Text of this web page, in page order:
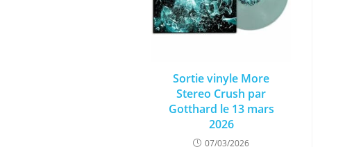
Sortie vinyle More
Stereo Crush par
Gotthard le 13 mars
2026
07/03/2026